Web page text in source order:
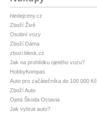
hledejceny.cz
Zboží Živě
Osobní vozy
Zboží Dáma
zbozi.blesk.cz
Jak na prohlídku ojetého vozu?
HobbyKompas
Auto pro začátečníka do 100 000 Kč
Zboží Auto
Ojetá Škoda Octavia
Jak vybrat auto?